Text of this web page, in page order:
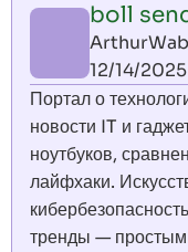
boll
12/14/
Портал о
новости IT и
ноутбуков,
лайфхаки.
тренды — простым